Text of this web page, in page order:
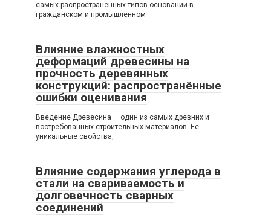
самых распространённых типов оснований в
гражданском и промышленном
Влияние влажностных
деформаций древесины на
прочность деревянных
конструкций: распространённые
ошибки оценивания
Введение Древесина — один из самых древних и
востребованных строительных материалов. Её
уникальные свойства,
Влияние содержания углерода в
стали на свариваемость и
долговечность сварных
соединений